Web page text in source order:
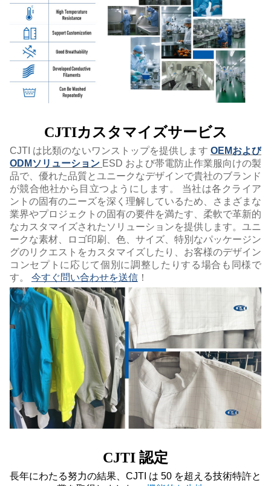
CJTIカスタマイズサービス
CJTI は比類のないワンストップを提供します OEMおよび
ODMソリューション ESD および帯電防止作業服向けの製
品で、優れた品質とユニークなデザインで貴社のブランド
が競合他社から目立つようにします。 当社は各クライア
ントの固有のニーズを深く理解しているため、さまざまな
業界やプロジェクトの固有の要件を満たす、柔軟で革新的
なカスタマイズされたソリューションを提供します。ユニ
ークな素材、ロゴ印刷、色、サイズ、特別なパッケージン
グのリクエストをカスタマイズしたり、お客様のデザイン
コンセプトに応じて個別に調整したりする場合も同様で
す。 今すぐ問い合わせを送信 ！
CJTI 認定
長年にわたる努力の結果、CJTI は 50 を超える技術特許と